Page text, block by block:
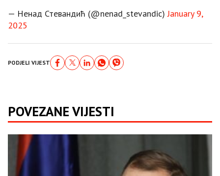
— Ненад Стевандић (@nenad_stevandic)January 9,
2025
PODJELI VIJEST
POVEZANE VIJESTI